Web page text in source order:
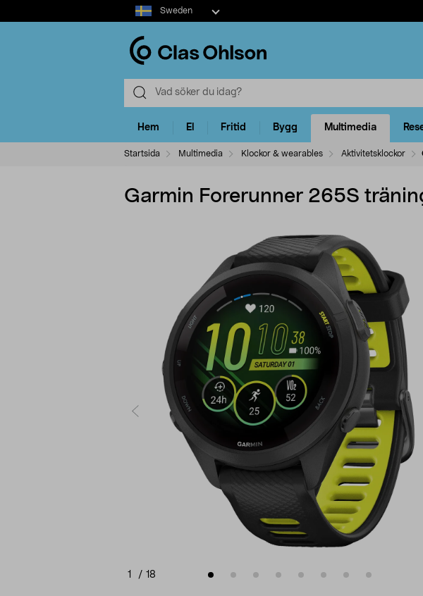
Select
market
Sweden
Hem El Fritid Bygg Multimedia
Startsida Multimedia Klockor & wearables Aktivitetsklockor
Garmin Forerunner 265S
1 / 18